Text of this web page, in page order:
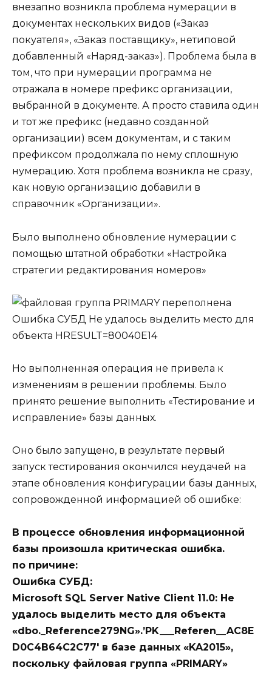
внезапно возникла проблема нумерации в
документах нескольких видов («Заказ
покуателя», «Заказ поставщику», нетиповой
добавленный «Наряд-заказ»). Проблема была в
том, что при нумерации программа не
отражала в номере префикс организации,
выбранной в документе. А просто ставила один
и тот же префикс (недавно созданной
организации) всем документам, и с таким
префиксом продолжала по нему сплошную
нумерацию. Хотя проблема возникла не сразу,
как новую организацию добавили в
справочник «Организации».
Было выполнено обновление нумерации с
помощью штатной обработки «Настройка
стратегии редактирования номеров»
Но выполненная операция не привела к
изменениям в решении проблемы. Было
принято решение выполнить «Тестирование и
исправление» базы данных.
Оно было запущено, в результате первый
запуск тестирования окончился неудачей на
этапе обновления конфигурации базы данных,
сопровожденной информацией об ошибке:
В процессе обновления информационной
базы произошла критическая ошибка.
по причине:
Ошибка СУБД:
Microsoft SQL Server Native Client 11.0: Не
удалось выделить место для объекта
«dbo._Reference279NG».’PK___Referen__AC8E
D0C4B64C2C77′ в базе данных «KA2015»,
поскольку файловая группа «PRIMARY»